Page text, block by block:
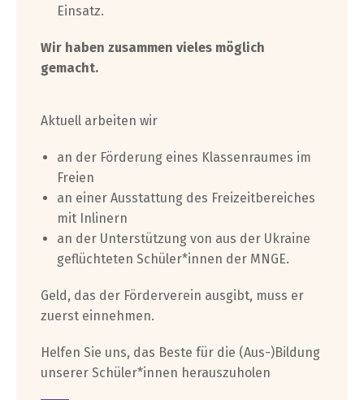
Einsatz.
Wir haben zusammen vieles möglich
gemacht.
Aktuell arbeiten wir
an der Förderung eines Klassenraumes im
Freien
an einer Ausstattung des Freizeitbereiches
mit Inlinern
an der Unterstützung von aus der Ukraine
geflüchteten Schüler*innen der MNGE.
Geld, das der Förderverein ausgibt, muss er
zuerst einnehmen.
Helfen Sie uns, das Beste für die (Aus-)Bildung
unserer Schüler*innen herauszuholen